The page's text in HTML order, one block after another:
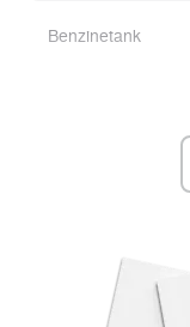
Benzinetank